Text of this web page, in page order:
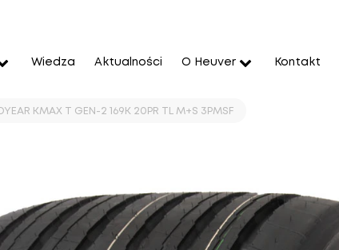
Wiedza Aktualności O Heuver Kontakt
KMAX T GEN-2 169K 20PR TL M+S 3PMSF